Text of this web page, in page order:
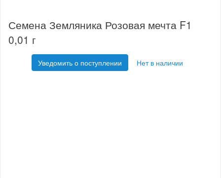
Семена Земляника Розовая мечта F1
0,01 г
Уведомить о поступлении Нет в наличии